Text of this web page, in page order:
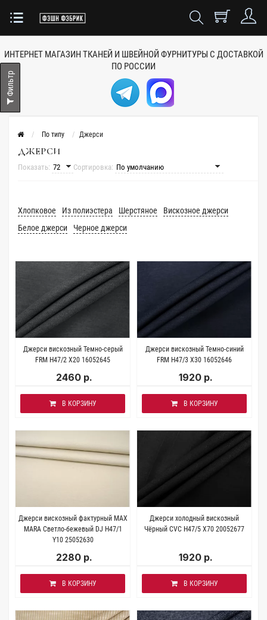
ИНТЕРНЕТ МАГАЗИН ТКАНЕЙ И ШВЕЙНОЙ ФУРНИТУРЫ С ДОСТАВКОЙ
ПО РОССИИ
По типу Джерси
ДЖЕРСИ
Показать: Сортировка:
Хлопковое Из полиэстера Шерстяное
Вискозное джерси
Белое джерси
Черное джерси
Джерси вискозный Темно-серый
FRM H47/2 X20 16052645
2460 р.
В КОРЗИНУ
Джерси вискозный Темно-синий
FRM H47/3 X30 16052646
1920 р.
В КОРЗИНУ
Джерси вискозный фактурный MAX
MARA Светло-бежевый DJ H47/1
Y10 25052630
2280 р.
В КОРЗИНУ
Джерси холодный вискозный
Чёрный CVC H47/5 X70 20052677
1920 р.
В КОРЗИНУ
Фильтр